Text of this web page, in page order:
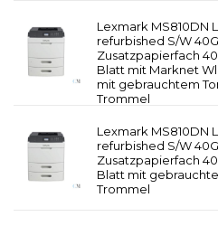
Lexmark MS810DN
refurbished S/W
Zusatzpapierfach
Blatt mit Marknet
mit gebrauchtem
Trommel
Lexmark MS810DN
refurbished S/W
Zusatzpapierfach
Blatt mit
Trommel